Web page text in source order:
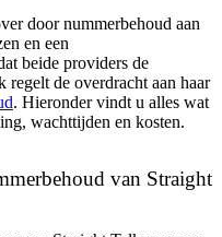
door nummerbehoud aan
en een
beide providers de
de overdracht aan haar
. Hieronder vindt u alles wat
wachttijden en kosten.
van Straight